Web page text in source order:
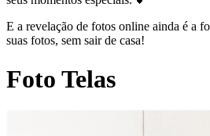
E a revelação de fotos online ainda é a
suas fotos, sem sair de casa!
Foto Telas